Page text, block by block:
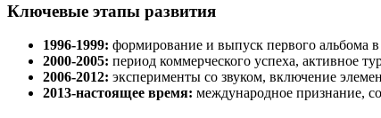
Ключевые этапы развития
1996-1999: формирование и выпуск первого альбома в
2000-2005: период коммерческого успеха, активное
2006-2012: эксперименты со звуком, включение
2013-настоящее время: международное признание,